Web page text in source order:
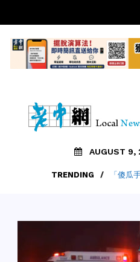
AUGUST 9,
TRENDING / 「傻瓜